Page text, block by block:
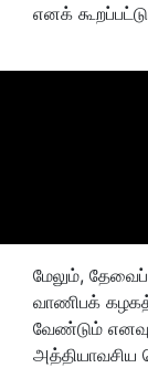
எனக்
மேலும்,
வாணிபக்
வேண்டும்
அத்தியாவசிய